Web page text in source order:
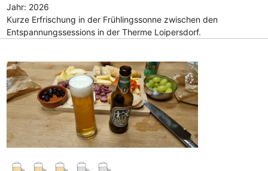
Jahr: 2026
Kurze Erfrischung in der Frühlingssonne zwischen den
Entspannungssessions in der Therme Loipersdorf.